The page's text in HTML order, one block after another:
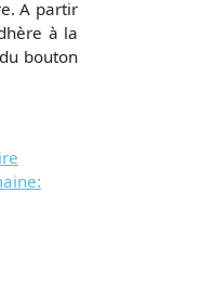
A partir
à la
bouton